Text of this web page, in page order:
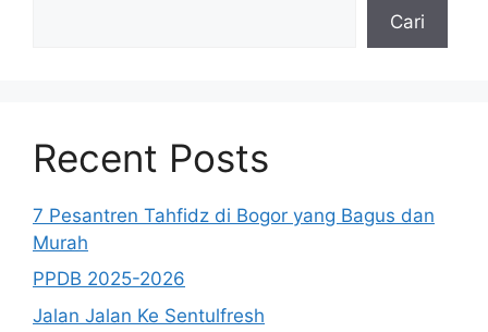
Cari
Recent Posts
7 Pesantren Tahfidz di Bogor yang Bagus dan
Murah
PPDB 2025-2026
Jalan Jalan Ke Sentulfresh